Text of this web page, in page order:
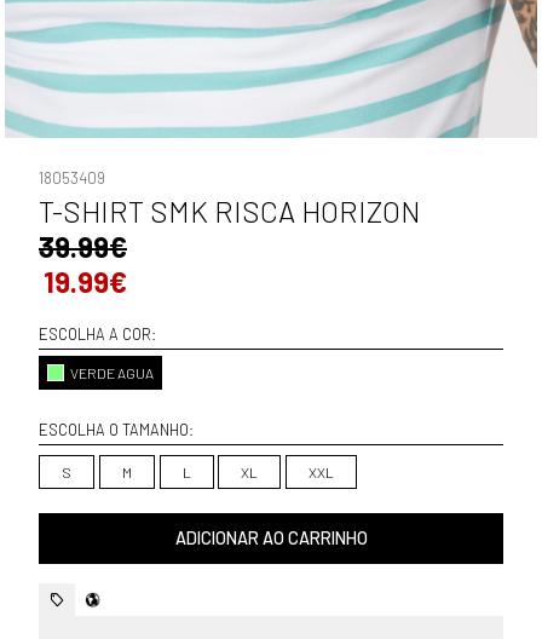
18053409
T-SHIRT SMK RISCA HORIZON
39.99€
19.99€
ESCOLHA A COR:
VERDE AGUA
ESCOLHA O TAMANHO:
S M L XL XXL
ADICIONAR AO CARRINHO